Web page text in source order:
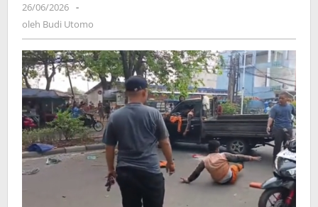
Jati,
Tiga
Petugas
PPSU
Terluka
26/06/2026 oleh
Budi
-
oleh Budi Utomo